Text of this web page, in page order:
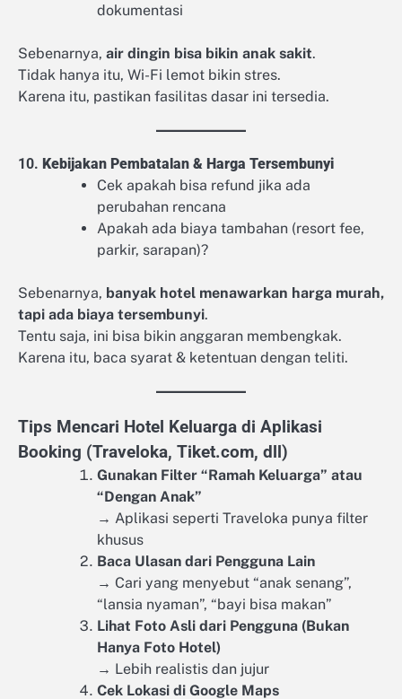
dokumentasi
Sebenarnya, air dingin bisa bikin anak sakit.
Tidak hanya itu, Wi-Fi lemot bikin stres.
Karena itu, pastikan fasilitas dasar ini tersedia.
10. Kebijakan Pembatalan & Harga Tersembunyi
Cek apakah bisa refund jika ada
perubahan rencana
Apakah ada biaya tambahan (resort fee,
parkir, sarapan)?
Sebenarnya, banyak hotel menawarkan harga murah,
tapi ada biaya tersembunyi.
Tentu saja, ini bisa bikin anggaran membengkak.
Karena itu, baca syarat & ketentuan dengan teliti.
Tips Mencari Hotel Keluarga di Aplikasi
Booking (Traveloka, Tiket.com, dll)
Gunakan Filter “Ramah Keluarga” atau
“Dengan Anak”
→ Aplikasi seperti Traveloka punya filter
khusus
Baca Ulasan dari Pengguna Lain
→ Cari yang menyebut “anak senang”,
“lansia nyaman”, “bayi bisa makan”
Lihat Foto Asli dari Pengguna (Bukan
Hanya Foto Hotel)
→ Lebih realistis dan jujur
Cek Lokasi di Google Maps